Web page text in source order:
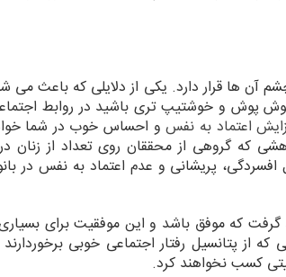
آن ها قرار دارد. یکی از دلایلی که باعث می
و خوشتیپ تری باشید در روابط
اعتماد به نفسو احساس خوب در شما
که گروهی از محققان روی تعداد از زنان
پریشانی و عدم اعتماد به نفس در
که موفق باشد و این موفقیت برای بسیاری
از پتانسیل رفتار اجتماعی خوبی
کسب نخواهند کرد.